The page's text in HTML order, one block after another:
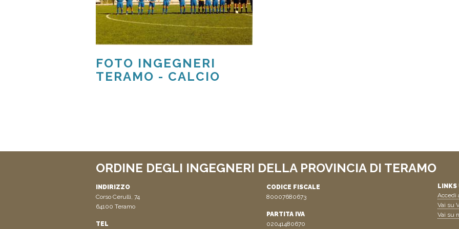
FOTO INGEGNERI
TERAMO - CALCIO
ORDINE DEGLI INGEGNERI DELLA PROVINCIA DI TERAMO
INDIRIZZO
Corso Cerulli, 74
64100 Teramo
TEL
CODICE FISCALE
80007680673
PARTITA IVA
02041480670
LINKS
Accedi
Vai su
Vai su